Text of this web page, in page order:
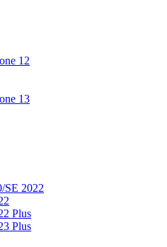
12
13
SE 2022
Plus
Plus